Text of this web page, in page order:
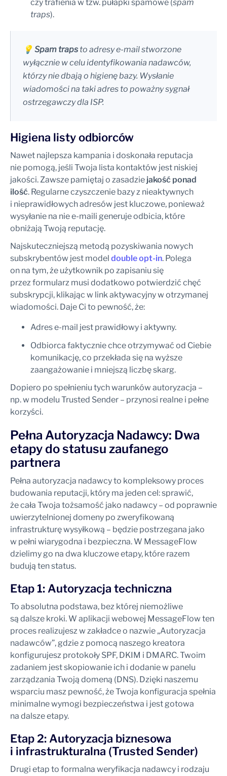
czy trafienia w tzw. pułapki spamowe (spam
traps).
💡 Spam trapsto adresy e-mail stworzone
wyłącznie w celu identyfikowania nadawców,
którzy nie dbają o higienę bazy. Wysłanie
wiadomości na taki adres to poważny sygnał
ostrzegawczy dla ISP.
Higiena listy odbiorców
Nawet najlepsza kampania i doskonała reputacja
nie pomogą, jeśli Twoja lista kontaktów jest niskiej
jakości. Zawsze pamiętaj o zasadzie jakość ponad
ilość. Regularne czyszczenie bazy z nieaktywnych
i nieprawidłowych adresów jest kluczowe, ponieważ
wysyłanie na nie e-maili generuje odbicia, które
obniżają Twoją reputację.
Najskuteczniejszą metodą pozyskiwania nowych
subskrybentów jest model double opt-in. Polega
on na tym, że użytkownik po zapisaniu się
przez formularz musi dodatkowo potwierdzić chęć
subskrypcji, klikając w link aktywacyjny w otrzymanej
wiadomości. Daje Ci to pewność, że:
Adres e-mail jest prawidłowy i aktywny.
Odbiorca faktycznie chce otrzymywać od Ciebie
komunikację, co przekłada się na wyższe
zaangażowanie i mniejszą liczbę skarg.
Dopiero po spełnieniu tych warunków autoryzacja –
np. w modelu Trusted Sender – przynosi realne i pełne
korzyści.
Pełna Autoryzacja Nadawcy: Dwa
etapy do statusu zaufanego
partnera
Pełna autoryzacja nadawcy to kompleksowy proces
budowania reputacji, który ma jeden cel: sprawić,
że cała Twoja tożsamość jako nadawcy – od poprawnie
uwierzytelnionej domeny po zweryfikowaną
infrastrukturę wysyłkową – będzie postrzegana jako
w pełni wiarygodna i bezpieczna. W MessageFlow
dzielimy go na dwa kluczowe etapy, które razem
budują ten status.
Etap 1: Autoryzacja techniczna
To absolutna podstawa, bez której niemożliwe
są dalsze kroki. W aplikacji webowej MessageFlow ten
proces realizujesz w zakładce o nazwie „Autoryzacja
nadawców”, gdzie z pomocą naszego kreatora
konfigurujesz protokoły SPF, DKIM i DMARC. Twoim
zadaniem jest skopiowanie ich i dodanie w panelu
zarządzania Twoją domeną (DNS). Dzięki naszemu
wsparciu masz pewność, że Twoja konfiguracja spełnia
minimalne wymogi bezpieczeństwa i jest gotowa
na dalsze etapy.
Etap 2: Autoryzacja biznesowa
i infrastrukturalna (Trusted Sender)
Drugi etap to formalna weryfikacja nadawcy i rodzaju